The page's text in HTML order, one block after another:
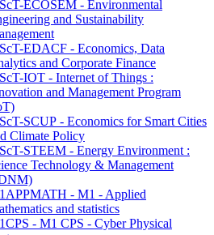
ECOSEM - Environmental
and Sustainability
EDACF - Economics, Data
and Corporate Finance
IOT - Internet of Things :
and Management Program
SCUP - Economics for Smart Cities
Climate Policy
STEEM - Energy Environment :
Technology & Management
- M1 - Applied
and statistics
- M1 CPS - Cyber Physical